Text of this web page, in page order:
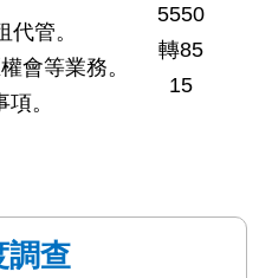
管。
會等業務。
。
5550
轉85
15
調查